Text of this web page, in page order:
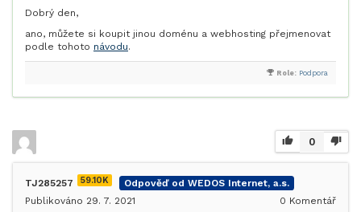
Dobrý den,
ano, můžete si koupit jinou doménu a webhosting přejmenovat
podle tohoto návodu.
Role: Podpora
0
TJ285257 59.10K
Odpověď od WEDOS Internet, a.s.
Publikováno 29. 7. 2021
0 Komentář